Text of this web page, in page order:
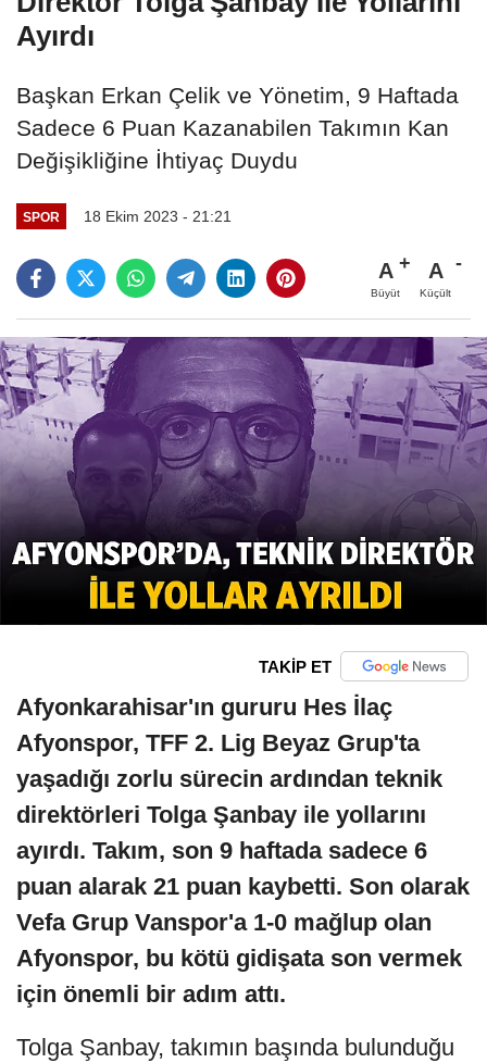
Ayırdı
Başkan Erkan Çelik ve Yönetim, 9 Haftada
Sadece 6 Puan Kazanabilen Takımın Kan
Değişikliğine İhtiyaç Duydu
SPOR 18 Ekim 2023 - 21:21
A
Büyüt
A
Küçült
TAKİP ET
Afyonkarahisar'ın gururu Hes İlaç
Afyonspor, TFF 2. Lig Beyaz Grup'ta
yaşadığı zorlu sürecin ardından teknik
direktörleri Tolga Şanbay ile yollarını
ayırdı. Takım, son 9 haftada sadece 6
puan alarak 21 puan kaybetti. Son olarak
Vefa Grup Vanspor'a 1-0 mağlup olan
Afyonspor, bu kötü gidişata son vermek
için önemli bir adım attı.
Tolga Şanbay, takımın başında bulunduğu